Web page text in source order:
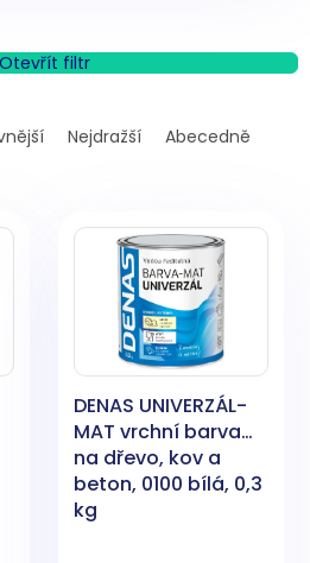
Otevřít filtr
Nejdražší Abecedně
DENAS UNIVERZÁL-
MAT vrchní barva
na dřevo, kov a
beton, 0100 bílá, 0,3
kg